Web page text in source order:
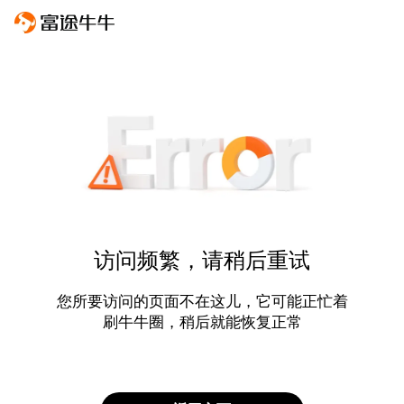
访问频繁，请稍后重试
您所要访问的页面不在这儿，它可能正忙着
刷牛牛圈，稍后就能恢复正常